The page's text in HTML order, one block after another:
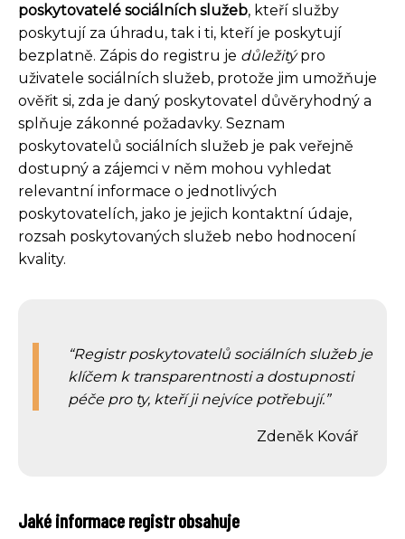
poskytovatelé sociálních služeb, kteří služby
poskytují za úhradu, tak i ti, kteří je poskytují
bezplatně. Zápis do registru je důležitýpro
uživatele sociálních služeb, protože jim umožňuje
ověřit si, zda je daný poskytovatel důvěryhodný a
splňuje zákonné požadavky. Seznam
poskytovatelů sociálních služeb je pak veřejně
dostupný a zájemci v něm mohou vyhledat
relevantní informace o jednotlivých
poskytovatelích, jako je jejich kontaktní údaje,
rozsah poskytovaných služeb nebo hodnocení
kvality.
Registr poskytovatelů sociálních služeb je
klíčem k transparentnosti a dostupnosti
péče pro ty, kteří ji nejvíce potřebují.
Zdeněk Kovář
Jaké informace registr obsahuje